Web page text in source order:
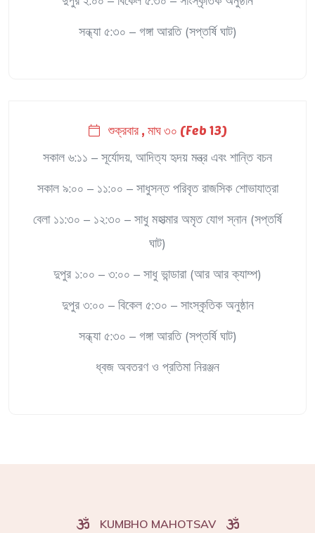
সন্ধ্যা ৫:৩০ – গঙ্গা আরতি (সপ্তর্ষি ঘাট)
শুক্রবার , মাঘ ৩০ (Feb 13)
সকাল ৬:১১ – সূর্যোদয়, আদিত্য হৃদয় মন্ত্র এবং শান্তি বচন
সকাল ৯:০০ – ১১:০০ – সাধুসন্ত পরিবৃত রাজসিক শোভাযাত্রা
বেলা ১১:৩০ – ১২:৩০ – সাধু মহাত্মার অমৃত যোগ স্নান (সপ্তর্ষি
ঘাট)
দুপুর ১:০০ – ৩:০০ – সাধু ভান্ডারা (আর আর ক্যাম্প)
দুপুর ৩:০০ – বিকেল ৫:৩০ – সাংস্কৃতিক অনুষ্ঠান
সন্ধ্যা ৫:৩০ – গঙ্গা আরতি (সপ্তর্ষি ঘাট)
ধ্বজ অবতরণ ও প্রতিমা নিরঞ্জন
KUMBHO MAHOTSAV